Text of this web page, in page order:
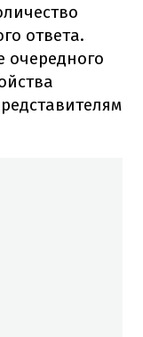
ответа.
очередного